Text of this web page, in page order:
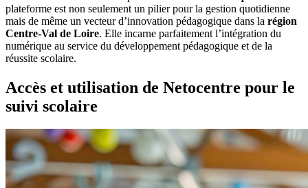
plateforme est non seulement un pilier pour la gestion quotidienne
mais de même un vecteur d’innovation pédagogique dans la région
Centre-Val de Loire. Elle incarne parfaitement l’intégration du
numérique au service du développement pédagogique et de la
réussite scolaire.
Accès et utilisation de Netocentre pour le
suivi scolaire